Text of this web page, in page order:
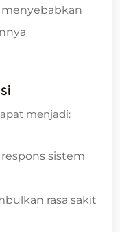
menjadi:
sistem
rasa sakit